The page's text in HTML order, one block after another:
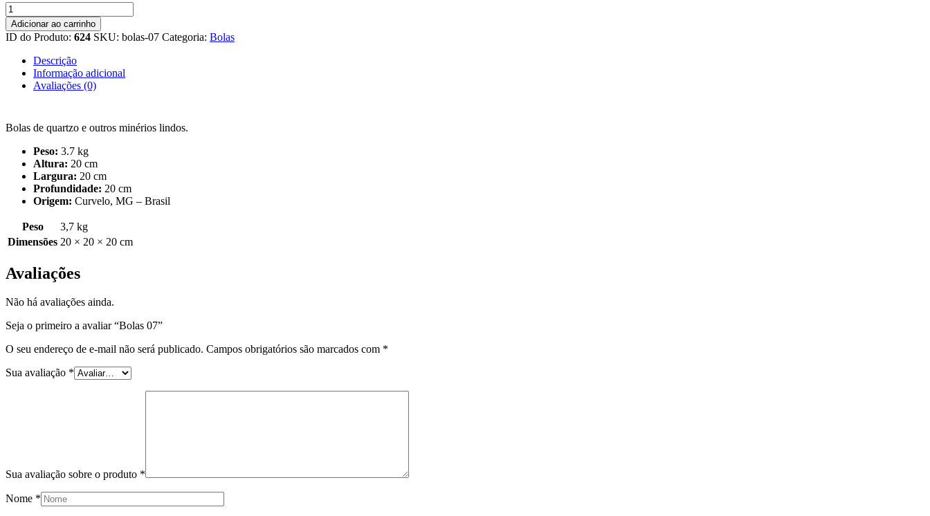
Bolas
07
quantidade
Adicionar ao carrinho
ID do Produto: 624 SKU: bolas-07 Categoria: Bolas
Descrição
Informação adicional
Avaliações (0)
Bolas de quartzo e outros minérios lindos.
Peso: 3.7 kg
Altura: 20 cm
Largura: 20 cm
Profundidade: 20 cm
Origem: Curvelo, MG – Brasil
Peso
3,7 kg
Dimensões 20 × 20 × 20 cm
Avaliações
Não há avaliações ainda.
Seja o primeiro a avaliar “Bolas 07”
O seu endereço de e-mail não será publicado. Campos obrigatórios são marcados com *
Sua avaliação *
Sua avaliação sobre o produto *
Nome *